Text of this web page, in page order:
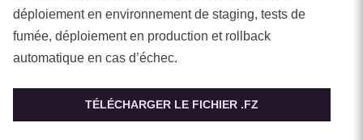
déploiement en environnement de staging, tests de
fumée, déploiement en production et rollback
automatique en cas d’échec.
TÉLÉCHARGER LE FICHIER .FZ